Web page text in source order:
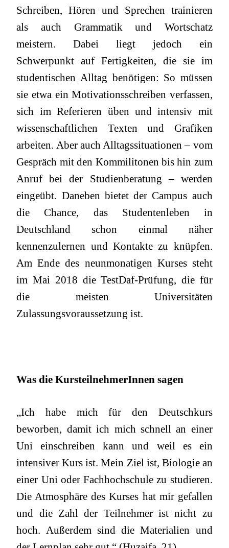
Schreiben, Hören und Sprechen trainieren
als auch Grammatik und Wortschatz
meistern. Dabei liegt jedoch ein
Schwerpunkt auf Fertigkeiten, die sie im
studentischen Alltag benötigen: So müssen
sie etwa ein Motivationsschreiben verfassen,
sich im Referieren üben und intensiv mit
wissenschaftlichen Texten und Grafiken
arbeiten. Aber auch Alltagssituationen – vom
Gespräch mit den Kommilitonen bis hin zum
Anruf bei der Studienberatung – werden
eingeübt. Daneben bietet der Campus auch
die Chance, das Studentenleben in
Deutschland schon einmal näher
kennenzulernen und Kontakte zu knüpfen.
Am Ende des neunmonatigen Kurses steht
im Mai 2018 die TestDaf-Prüfung, die für
die meisten Universitäten
Zulassungsvoraussetzung ist.
Was die KursteilnehmerInnen sagen
„Ich habe mich für den Deutschkurs
beworben, damit ich mich schnell an einer
Uni einschreiben kann und weil es ein
intensiver Kurs ist. Mein Ziel ist, Biologie an
einer Uni oder Fachhochschule zu studieren.
Die Atmosphäre des Kurses hat mir gefallen
und die Zahl der Teilnehmer ist nicht zu
hoch. Außerdem sind die Materialien und